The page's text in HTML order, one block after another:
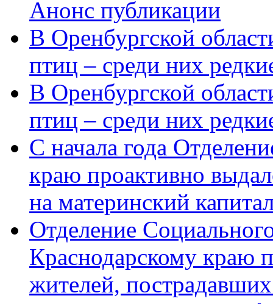
Анонс публикации
В Оренбургской
птиц – среди них
В Оренбургской
птиц – среди них
С начала года
краю проактивно
на материнский
Отделение
Краснодарскому краю
жителей,